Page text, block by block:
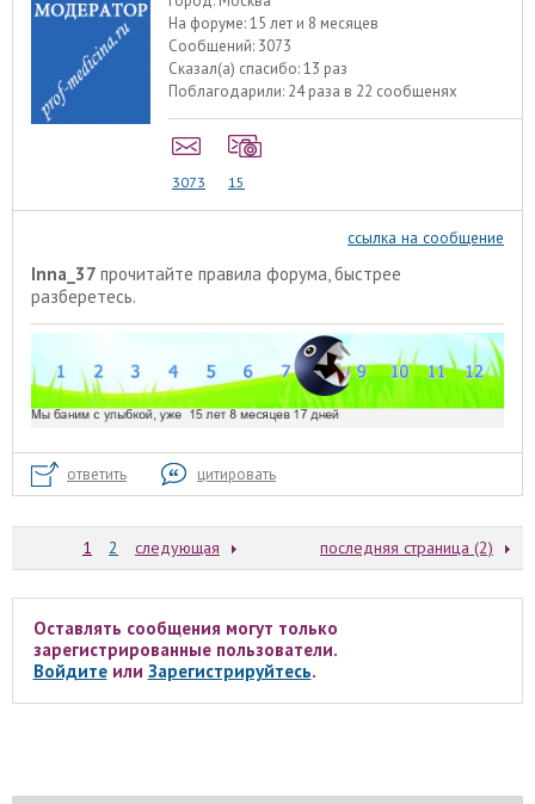
На форуме:15 лет и 8 месяцев
Сообщений: 3073
Сказал(а) спасибо:13 раз
Поблагодарили: 24 раза в 22 сообщенях
3073 15
ссылка на сообщение
Inna_37 прочитайте правила форума, быстрее
разберетесь.
ответить цитировать
1 2 следующая последняя страница (2)
Оставлять сообщения могут только
зарегистрированные пользователи.
Войдитеили Зарегистрируйтесь.